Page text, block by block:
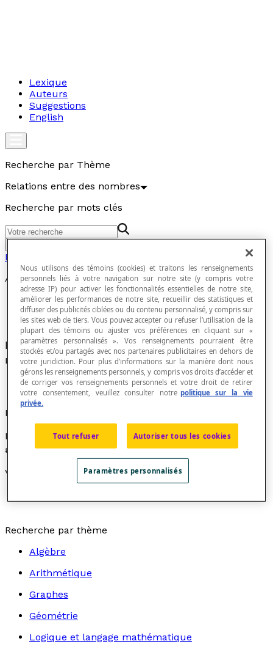
Lexique
Auteurs
Suggestions
English
Recherche par Thème
Relations entre des nombres
Recherche par mots clés
Relations entre des nombres
Autant
Le mot « autant » exprime l''égalité entre deux
nombres ou deux quantités.
Exemple
Marie a 10 $ et Jean a également 10 $. Ils ont donc
autantd'argent l'un que l'autre.
Voir aussi
Recherche par thème
Algèbre
Arithmétique
Graphes
Géométrie
Logique et langage mathématique
Nous utilisons des témoins (cookies) et traitons les renseignements
personnels liés à votre navigation sur notre site (y compris votre
adresse IP) pour activer les fonctionnalités essentielles de notre site,
améliorer les performances de notre site, recueillir des statistiques et
diffuser des publicités ciblées ou du contenu personnalisé, y compris sur
les sites web de tiers. Vous pouvez accepter ou refuser l’utilisation de la
plupart des témoins ou ajuster vos préférences en cliquant sur «
paramètres personnalisés ». Vos renseignements pourraient être
stockés et/ou partagés avec nos partenaires publicitaires en dehors de
votre juridiction. Pour plus d’informations sur la manière dont nous
gérons les renseignements personnels, y compris vos droits d’accéder et
de corriger vos renseignements personnels et votre droit de retirer
votre consentement, veuillez consulter notre politique sur la vie
privée.
Tout refuser Autoriser tous les cookies
Paramètres personnalisés